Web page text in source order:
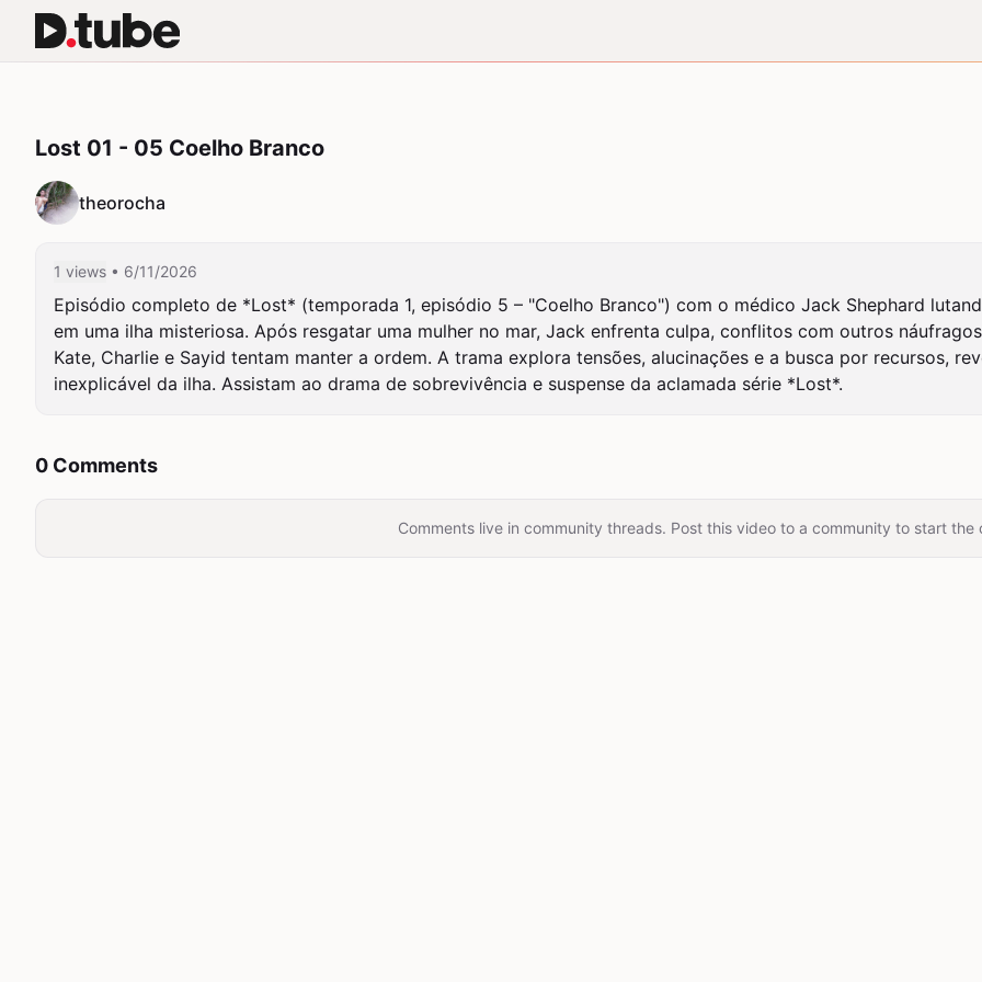
Lost 01 - 05 Coelho Branco
theorocha
1 views • 6/11/2026
Episódio completo de *Lost* (temporada 1, episódio 5 – "Coelho Branco") com o médico Jack Shephard
em uma ilha misteriosa. Após resgatar uma mulher no mar, Jack enfrenta culpa, conflitos com outros
Kate, Charlie e Sayid tentam manter a ordem. A trama explora tensões, alucinações e a busca por recursos,
inexplicável da ilha. Assistam ao drama de sobrevivência e suspense da aclamada série *Lost*.
0 Comments
Comments live in community threads. Post this video to a community to start the